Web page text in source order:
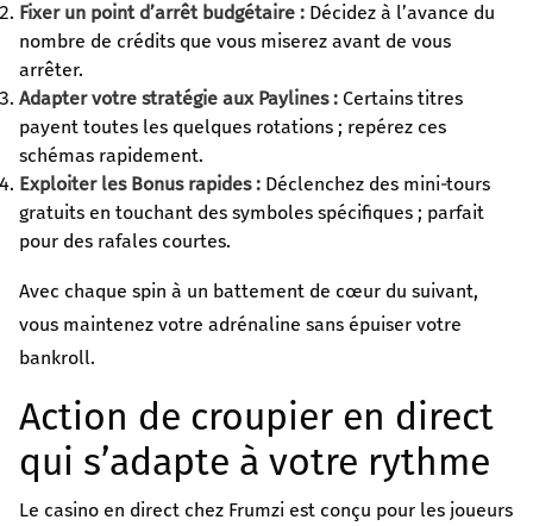
Fixer un point d’arrêt budgétaire : Décidez à l’avance du
nombre de crédits que vous miserez avant de vous
arrêter.
Adapter votre stratégie aux Paylines : Certains titres
payent toutes les quelques rotations ; repérez ces
schémas rapidement.
Exploiter les Bonus rapides : Déclenchez des mini‑tours
gratuits en touchant des symboles spécifiques ; parfait
pour des rafales courtes.
Avec chaque spin à un battement de cœur du suivant,
vous maintenez votre adrénaline sans épuiser votre
bankroll.
Action de croupier en direct
qui s’adapte à votre rythme
Le casino en direct chez Frumzi est conçu pour les joueurs